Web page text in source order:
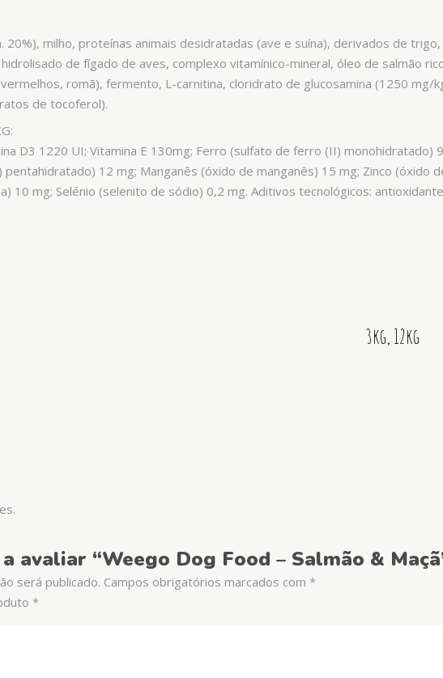
20%), milho, proteínas animais desidratadas (ave e suína), derivados de
de fígado de aves, complexo vitamínico-mineral, óleo de salmão
romã), fermento, L-carnitina, cloridrato de glucosamina (1250 mg/
de tocoferol).
D3 1220 UI; Vitamina E 130mg; Ferro (sulfato de ferro (II)
12 mg; Manganês (óxido de manganês) 15 mg; Zinco (óxido
10 mg; Selénio (selenito de sódio) 0,2 mg. Aditivos tecnológicos:
3kg, 12kg
avaliar “Weego Dog Food – Salmão &
será publicado. Campos obrigatórios marcados com *
*